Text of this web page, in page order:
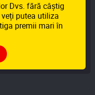
Dvs. fără câștig
putea utiliza
premii mari în